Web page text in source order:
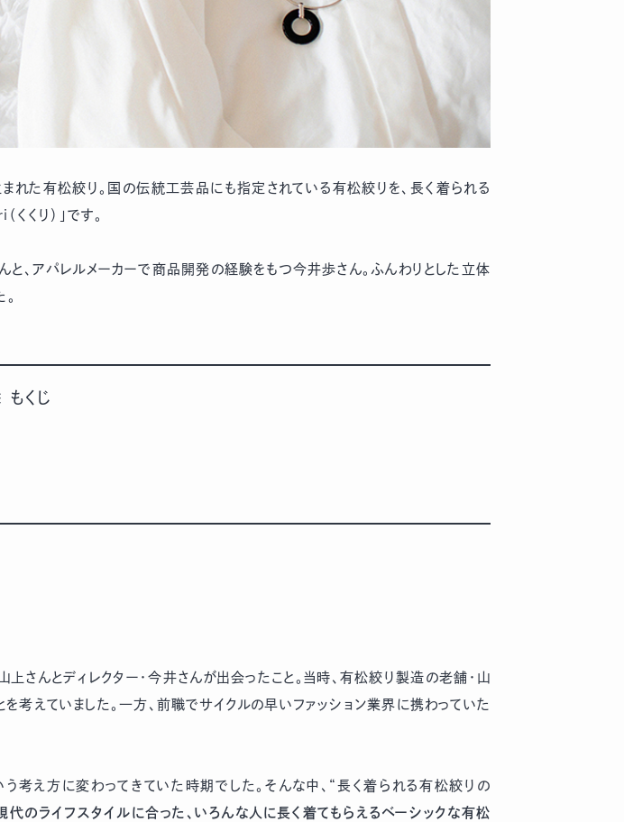
た有松絞り。国の伝統工芸品にも指定されている有松絞りを、長く着られる
くり）」です。
、アパレルメーカーで商品開発の経験をもつ今井歩さん。ふんわりとした立体
もくじ
さんとディレクター・今井さんが出会ったこと。当時、有松絞り製造の老舗・山
考えていました。一方、前職でサイクルの早いファッション業界に携わっていた
考え方に変わってきていた時期でした。そんな中、“長く着られる有松絞りの
代のライフスタイルに合った、いろんな人に長く着てもらえるベーシックな有松